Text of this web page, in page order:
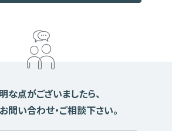
コツコツ貯めたい
な点がございましたら、
問い合わせ・ご相談下さい。